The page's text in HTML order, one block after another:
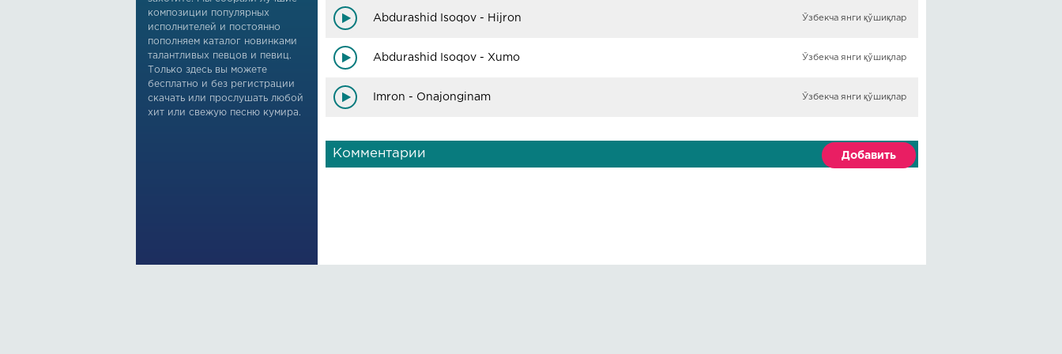
Tazim va tabassum onajonginam
Tazim va tabassum onajonginam
Tazim va tabassum onajonginam
Tazim va tabassum onajonginam
Abdurashid Isoqov - Hijron Ўзбекча янги қўшиқлар
Abdurashid Isoqov - Xumo Ўзбекча янги қўшиқлар
Imron - Onajonginam Ўзбекча янги қўшиқлар
Комментарии Добавить
композиции популярных
исполнителей и постоянно
пополняем каталог новинками
талантливых певцов и певиц.
Только здесь вы можете
бесплатно и без регистрации
скачать или прослушать любой
хит или свежую песню кумира.